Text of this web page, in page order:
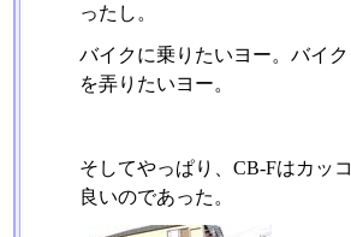
ったし。
バイクに乗りたいヨー。バイク
を弄りたいヨー。
そしてやっぱり、CB-Fはカッコ
良いのであった。